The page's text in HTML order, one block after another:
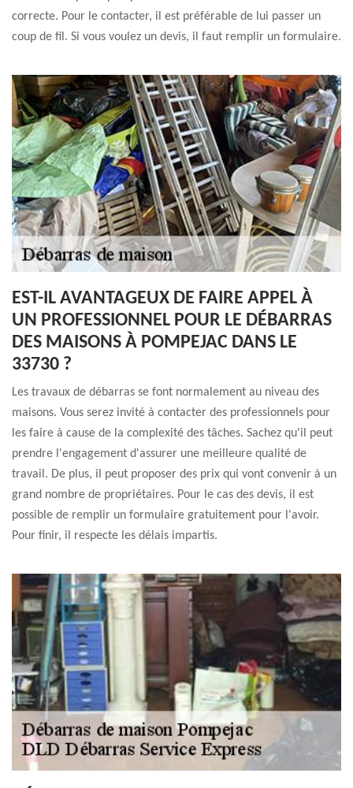
correcte. Pour le contacter, il est préférable de lui passer un
coup de fil. Si vous voulez un devis, il faut remplir un formulaire.
EST-IL AVANTAGEUX DE FAIRE APPEL À
UN PROFESSIONNEL POUR LE DÉBARRAS
DES MAISONS À POMPEJAC DANS LE
33730 ?
Les travaux de débarras se font normalement au niveau des
maisons. Vous serez invité à contacter des professionnels pour
les faire à cause de la complexité des tâches. Sachez qu'il peut
prendre l'engagement d'assurer une meilleure qualité de
travail. De plus, il peut proposer des prix qui vont convenir à un
grand nombre de propriétaires. Pour le cas des devis, il est
possible de remplir un formulaire gratuitement pour l'avoir.
Pour finir, il respecte les délais impartis.